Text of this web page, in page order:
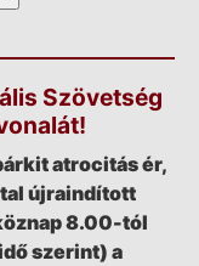
Szövetség
atrocitás ér,
újraindított
8.00-tól
szerint) a